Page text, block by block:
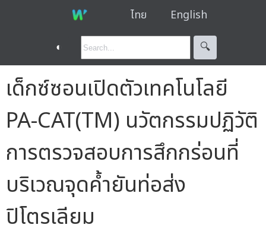
ไทย English
◐ 🔍︎
เด็กซ์ซอนเปิดตัวเทคโนโลยี
PA-CAT(TM) นวัตกรรมปฏิวัติ
การตรวจสอบการสึกกร่อนที่
บริเวณจุดค้ำยันท่อส่ง
ปิโตรเลียม